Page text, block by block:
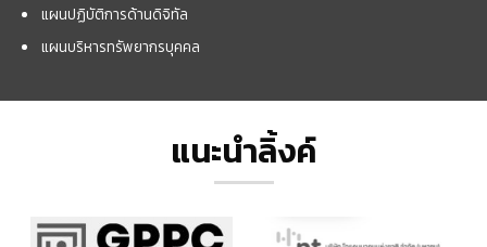
แผนปฏิบัติการด้านดิจิทัล
แผนบริหารทรัพยากรบุคคล
แนะนำลิ้งค์